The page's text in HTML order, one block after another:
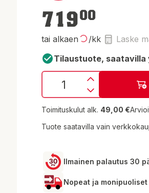
719,00 €
71900
tai alkaen /kk
Laske
Tilaustuote, saatavilla
Toimituskulut alk. 49,00 €
Tuote saatavilla vain
Ilmainen palautus 30
Nopeat ja